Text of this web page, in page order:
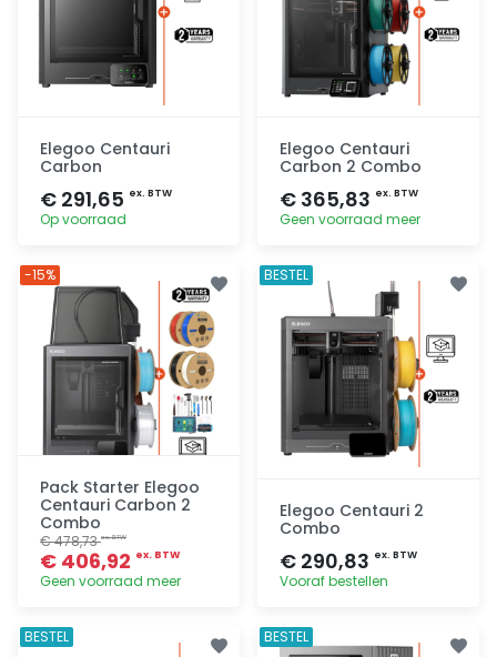
Elegoo Centauri
Carbon
€ 291,65 ex. BTW
Op voorraad
Elegoo Centauri
Carbon 2 Combo
€ 365,83 ex. BTW
Geen voorraad meer
Pack Starter Elegoo
Centauri Carbon 2
Combo
€ 478,73ex. BTW
€ 406,92 ex. BTW
Geen voorraad meer
-15%
Elegoo Centauri 2
Combo
€ 290,83 ex. BTW
Vooraf bestellen
BESTEL
BESTEL BESTEL